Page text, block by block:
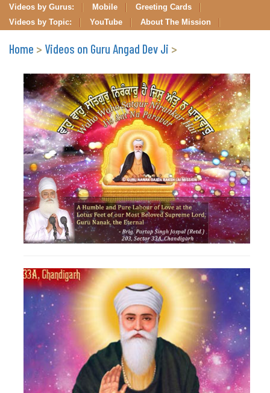
Videos by Gurus: Mobile
Greeting Cards
Videos by Topic:
YouTube About The Mission
Home > Videos on Guru Angad Dev Ji >